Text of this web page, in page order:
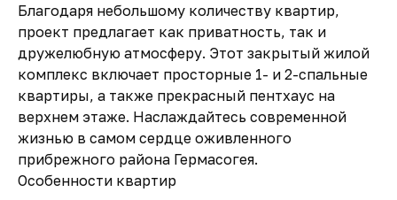
Благодаря небольшому количеству квартир,
проект предлагает как приватность, так и
дружелюбную атмосферу. Этот закрытый жилой
комплекс включает просторные 1- и 2-спальные
квартиры, а также прекрасный пентхаус на
верхнем этаже. Наслаждайтесь современной
жизнью в самом сердце оживленного
прибрежного района Гермасогея.
Особенности квартир